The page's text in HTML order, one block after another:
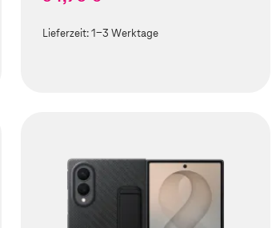
Lieferzeit:1-3 Werktage